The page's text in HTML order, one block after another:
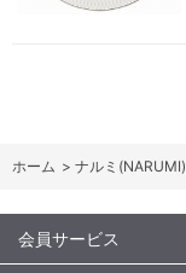
ホーム > ナルミ(NARUMI)
会員サービス